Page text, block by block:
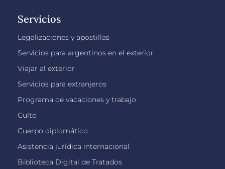
Servicios
Legalizaciones y apostillas
Servicios para argentinos en el exterior
Viajar al exterior
Servicios para extranjeros
Programa de vacaciones y trabajo
Culto
Cuerpo diplomático
Asistencia jurídica internacional
Biblioteca Digital de Tratados